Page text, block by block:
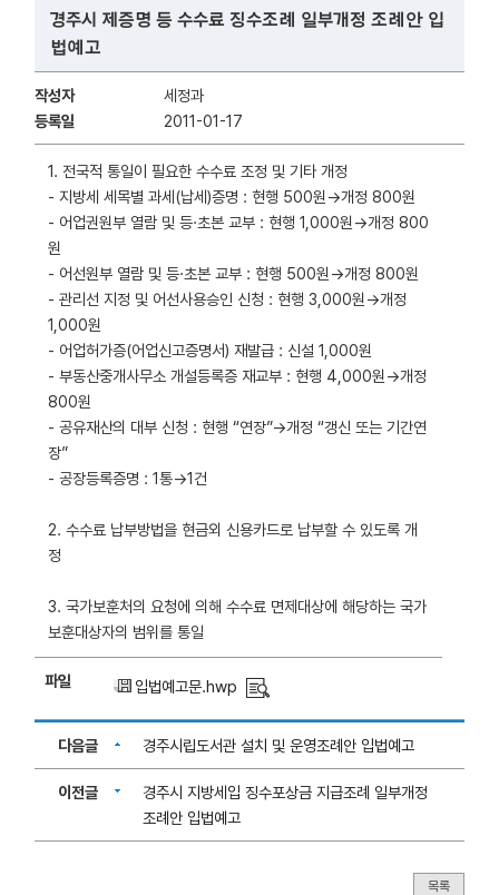
경주시 제증명 등 수수료 징수조례 일부개정 조례안 입
법예고
작성자
세정과
등록일
2011-01-17
1. 전국적 통일이 필요한 수수료 조정 및 기타 개정
- 지방세 세목별 과세(납세)증명 : 현행 500원→개정 800원
- 어업권원부 열람 및 등·초본 교부 : 현행 1,000원→개정 800
원
- 어선원부 열람 및 등·초본 교부 : 현행 500원→개정 800원
- 관리선 지정 및 어선사용승인 신청 : 현행 3,000원→개정
1,000원
- 어업허가증(어업신고증명서) 재발급 : 신설 1,000원
- 부동산중개사무소 개설등록증 재교부 : 현행 4,000원→개정
800원
- 공유재산의 대부 신청 : 현행 “연장”→개정 “갱신 또는 기간연
장”
- 공장등록증명 : 1통→1건
2. 수수료 납부방법을 현금외 신용카드로 납부할 수 있도록 개
정
3. 국가보훈처의 요청에 의해 수수료 면제대상에 해당하는 국가
보훈대상자의 범위를 통일
파일 입법예고문.hwp
다음글 경주시립도서관 설치 및 운영조례안 입법예고
이전글
경주시 지방세입 징수포상금 지급조례 일부개정
조례안 입법예고
목록